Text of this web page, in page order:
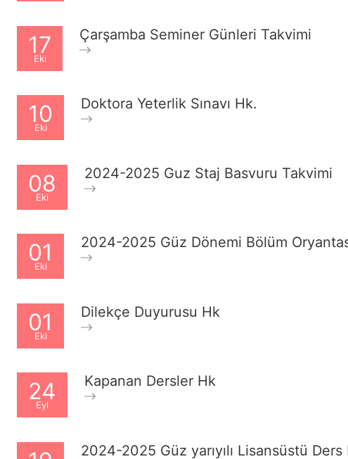
17
Eki
Çarşamba Seminer Günleri Takvimi
10
Eki
Doktora Yeterlik Sınavı Hk.
08
Eki
2024-2025 Guz Staj Basvuru Takvimi
01
Eki
2024-2025 Güz Dönemi Bölüm
01
Eki
Dilekçe Duyurusu Hk
24
Eyl
Kapanan Dersler Hk
2024-2025 Güz yarıyılı Lisansüstü Ders